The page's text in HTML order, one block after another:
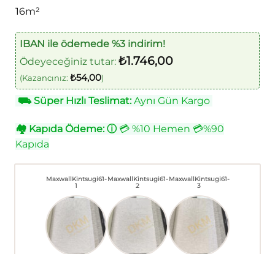
16m²
IBAN ile ödemede %3 indirim!
Ödeyeceğiniz tutar: ₺1.746,00
(Kazancınız: ₺54,00)
⛟Süper Hızlı Teslimat:Aynı Gün Kargo
🏘 Kapıda Ödeme: ⓘ💳 %10 Hemen 💳%90
Kapıda
MaxwallKintsugi61-
1
MaxwallKintsugi61-
2
MaxwallKintsugi61-
3